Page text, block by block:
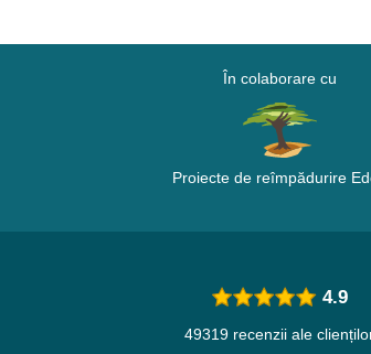
În colaborare cu
Proiecte de reîmpădurire
4.9
49319 recenzii ale